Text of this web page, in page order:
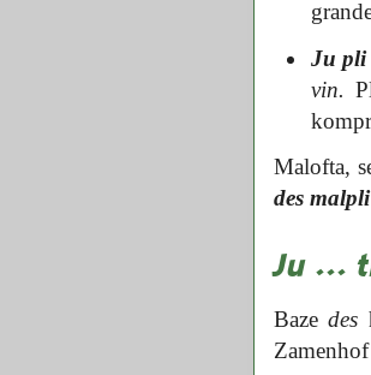
Ju pli
vin.
Malofta,
des malpli
Ju ...
Bazedes